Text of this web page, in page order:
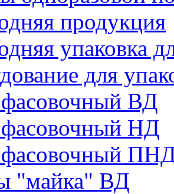
продукция
упаковка
для
ВД
НД
фасовочный
"майка" ВД